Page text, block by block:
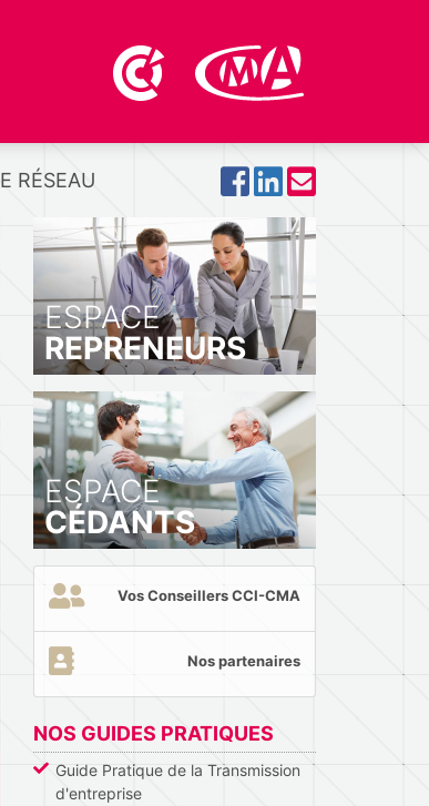
RÉSEAU
ESPACE
REPRENEURS
ESPACE
CÉDANTS
Vos Conseillers CCI-CMA
Nos partenaires
NOS GUIDES PRATIQUES
Guide Pratique de la Transmission
d'entreprise